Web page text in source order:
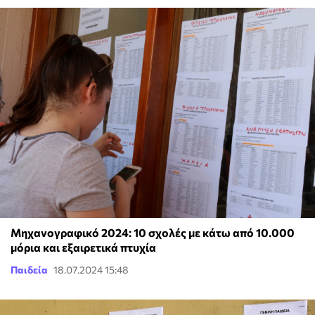
Μηχανογραφικό 2024: 10 σχολές με κάτω από 10.000
μόρια και εξαιρετικά πτυχία
Παιδεία 18.07.2024 15:48